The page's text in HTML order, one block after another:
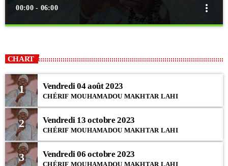
00:00 - 06:00 more_vert
Chaque nuit du samedi au dimanche, les dahiras se mobilisent lors des
chants religieux organisés par la Fédération des Dahiras...
CHART
1 Vendredi 04 août 2023
CHÉRIF MOUHAMADOU MAKHTAR LAHI
2 Vendredi 13 octobre 2023
CHÉRIF MOUHAMADOU MAKHTAR LAHI
3 Vendredi 06 octobre 2023
CHÉRIF MOUHAMADOU MAKHTAR LAHI